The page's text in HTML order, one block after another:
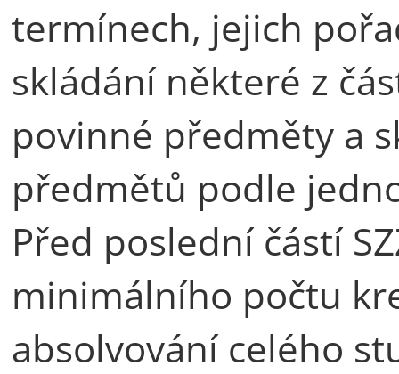
termínech, jejich
skládání některé z
povinné předměty a
předmětů podle
Před poslední částí
minimálního počtu
absolvování celého